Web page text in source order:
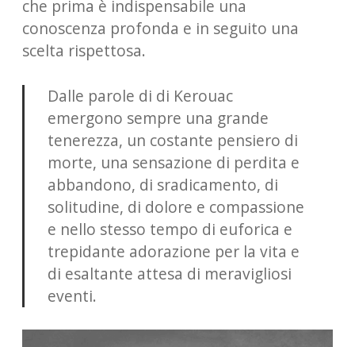
che prima è indispensabile una
conoscenza profonda e in seguito una
scelta rispettosa.
Dalle parole di di Kerouac
emergono sempre una grande
tenerezza, un costante pensiero di
morte, una sensazione di perdita e
abbandono, di sradicamento, di
solitudine, di dolore e compassione
e nello stesso tempo di euforica e
trepidante adorazione per la vita e
di esaltante attesa di meravigliosi
eventi.